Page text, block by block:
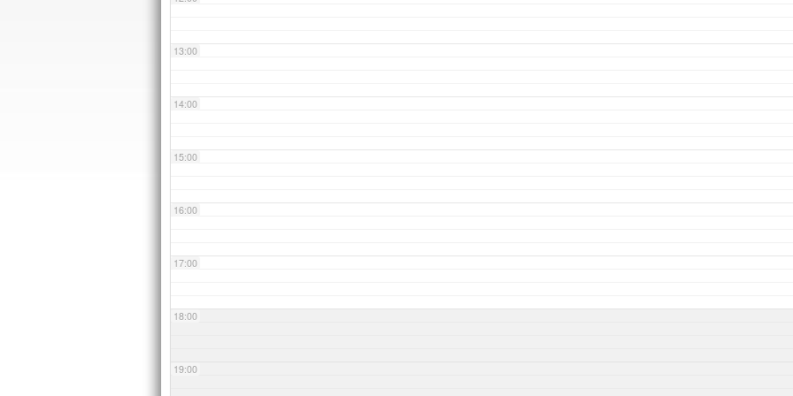
13:00
14:00
15:00
16:00
17:00
18:00
19:00